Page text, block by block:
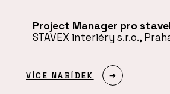
Project Manager pro
STAVEX interiéry s.r.o.,
VÍCE NABÍDEK